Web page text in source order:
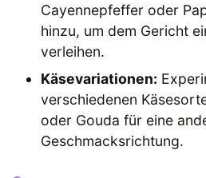
Cayennepfeffer oder
hinzu, um dem Gericht
verleihen.
Käsevariationen:
verschiedenen
oder Gouda für eine
Geschmacksrichtung.